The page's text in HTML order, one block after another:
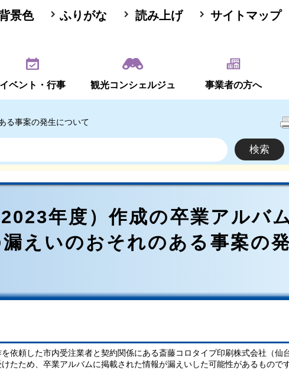
景色 ふりがな 読み上げ サイトマップ
イベント・行事 観光コンシェルジュ 事業者の方へ
る事案の発生について
年度）作成の卒業アルバ
えいのおそれのある事案の
依頼した市内受注業者と契約関係にある斎藤コロタイプ印刷株式会社（仙
たため、卒業アルバムに掲載された情報が漏えいした可能性があるものです